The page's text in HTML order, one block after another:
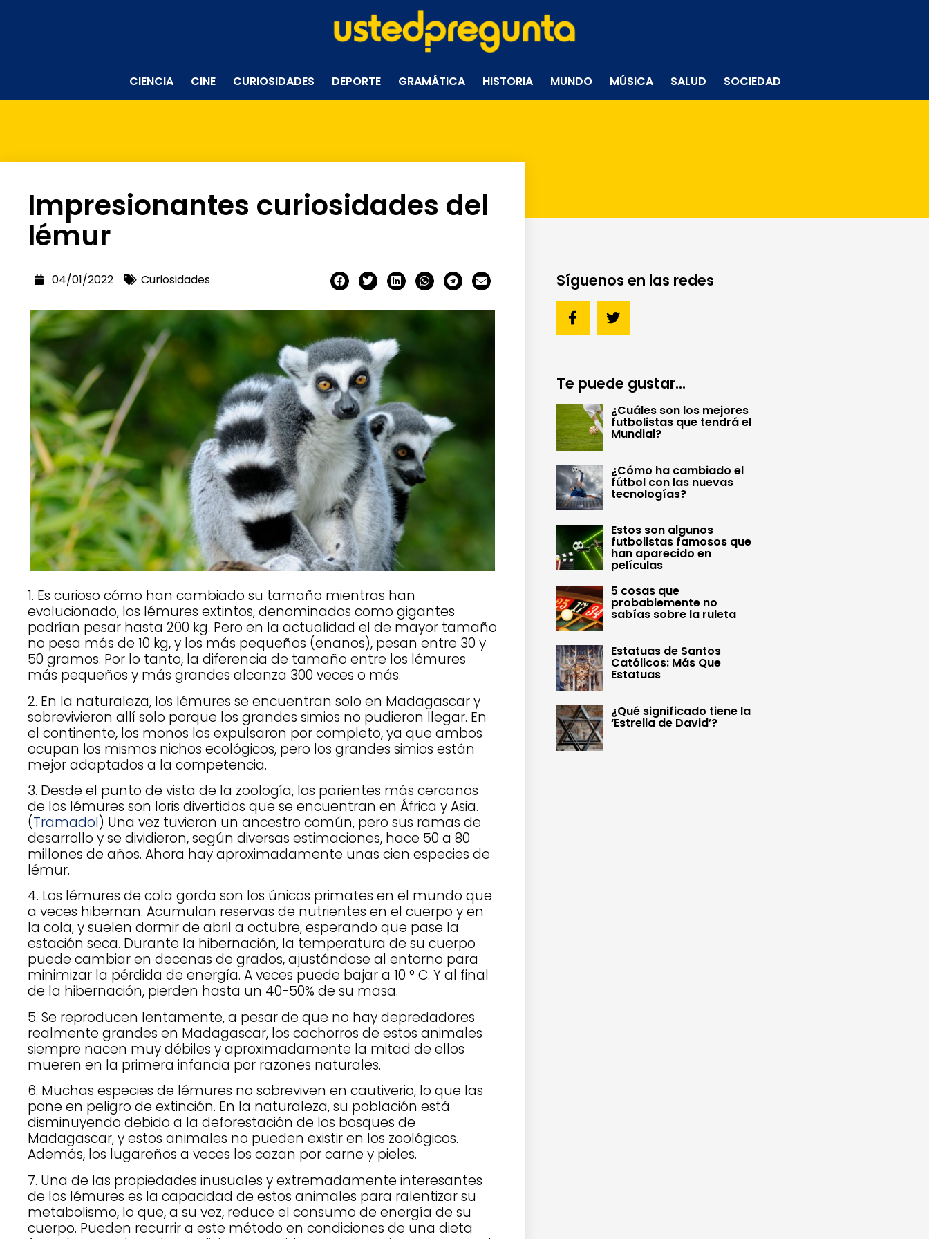
CIENCIA CINE CURIOSIDADES DEPORTE GRAMÁTICA HISTORIA MUNDO MÚSICA SALUD SOCIEDAD
Impresionantes curiosidades del
lémur
04/01/2022 Curiosidades
1. Es curioso cómo han cambiado su tamaño mientras han
evolucionado, los lémures extintos, denominados como gigantes
podrían pesar hasta 200 kg. Pero en la actualidad el de mayor tamaño
no pesa más de 10 kg, y los más pequeños (enanos), pesan entre 30 y
50 gramos. Por lo tanto, la diferencia de tamaño entre los lémures
más pequeños y más grandes alcanza 300 veces o más.
2. En la naturaleza, los lémures se encuentran solo en Madagascar y
sobrevivieron allí solo porque los grandes simios no pudieron llegar. En
el continente, los monos los expulsaron por completo, ya que ambos
ocupan los mismos nichos ecológicos, pero los grandes simios están
mejor adaptados a la competencia.
3. Desde el punto de vista de la zoología, los parientes más cercanos
de los lémures son loris divertidos que se encuentran en África y Asia.
(Tramadol) Una vez tuvieron un ancestro común, pero sus ramas de
desarrollo y se dividieron, según diversas estimaciones, hace 50 a 80
millones de años. Ahora hay aproximadamente unas cien especies de
lémur.
4. Los lémures de cola gorda son los únicos primates en el mundo que
a veces hibernan. Acumulan reservas de nutrientes en el cuerpo y en
la cola, y suelen dormir de abril a octubre, esperando que pase la
estación seca. Durante la hibernación, la temperatura de su cuerpo
puede cambiar en decenas de grados, ajustándose al entorno para
minimizar la pérdida de energía. A veces puede bajar a 10 ° C. Y al final
de la hibernación, pierden hasta un 40-50% de su masa.
5. Se reproducen lentamente, a pesar de que no hay depredadores
realmente grandes en Madagascar, los cachorros de estos animales
siempre nacen muy débiles y aproximadamente la mitad de ellos
mueren en la primera infancia por razones naturales.
6. Muchas especies de lémures no sobreviven en cautiverio, lo que las
pone en peligro de extinción. En la naturaleza, su población está
disminuyendo debido a la deforestación de los bosques de
Madagascar, y estos animales no pueden existir en los zoológicos.
Además, los lugareños a veces los cazan por carne y pieles.
7. Una de las propiedades inusuales y extremadamente interesantes
de los lémures es la capacidad de estos animales para ralentizar su
metabolismo, lo que, a su vez, reduce el consumo de energía de su
cuerpo. Pueden recurrir a este método en condiciones de una dieta
Síguenos en las redes
Te puede gustar...
¿Cuáles son los mejores
futbolistas que tendrá el
Mundial?
¿Cómo ha cambiado el
fútbol con las nuevas
tecnologías?
Estos son algunos
futbolistas famosos que
han aparecido en
películas
5 cosas que
probablemente no
sabías sobre la ruleta
Estatuas de Santos
Católicos: Más Que
Estatuas
¿Qué significado tiene la
‘Estrella de David’?